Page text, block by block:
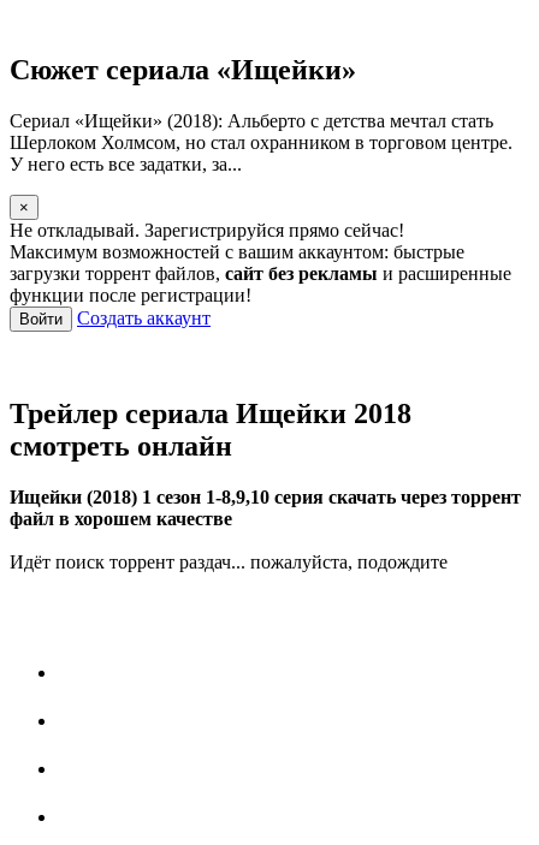
Сюжет сериала «Ищейки»
Сериал «Ищейки» (2018): Альберто с детства мечтал стать
Шерлоком Холмсом, но стал охранником в торговом центре.
У него есть все задатки, за...
×
Не откладывай. Зарегистрируйся прямо сейчас!
Максимум возможностей с вашим аккаунтом: быстрые
загрузки торрент файлов, сайт без рекламы и расширенные
функции после регистрации!
Войти Создать аккаунт
Трейлер сериала Ищейки 2018
смотреть онлайн
Ищейки (2018) 1 сезон 1-8,9,10 серия скачать через торрент
файл в хорошем качестве
Идёт поиск торрент раздач... пожалуйста, подождите